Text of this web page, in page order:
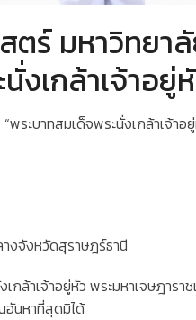
ร์ มหาวิทยา
เกล้าเจ้าอยู่
ะบาทสมเด็จพระนั่งเกล้าเจ้าอยู่
งจังหวัดสุราษฎร์ธานี
กล้าเจ้าอยู่หัว พระมหาเจษฎา
อันหาที่สุดมิได้